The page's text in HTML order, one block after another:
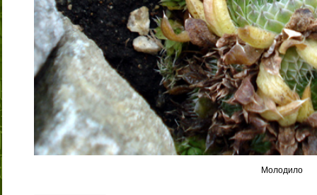
Молодило